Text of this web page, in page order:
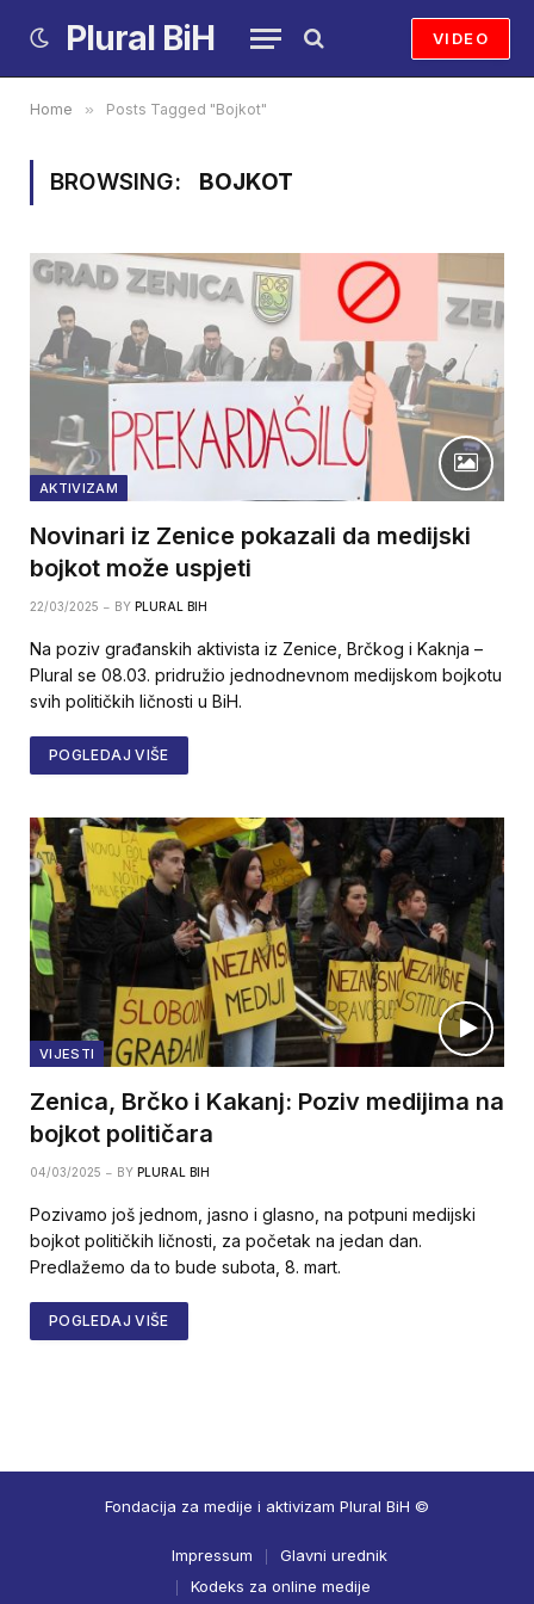
Plural BiH VIDEO
Home » Posts Tagged "Bojkot"
BROWSING: BOJKOT
AKTIVIZAM
Novinari iz Zenice pokazali da medijski
bojkot može uspjeti
22/03/2025 BY PLURAL BIH
Na poziv građanskih aktivista iz Zenice, Brčkog i Kaknja –
Plural se 08.03. pridružio jednodnevnom medijskom bojkotu
svih političkih ličnosti u BiH.
POGLEDAJ VIŠE
VIJESTI
Zenica, Brčko i Kakanj: Poziv medijima na
bojkot političara
04/03/2025 BY PLURAL BIH
Pozivamo još jednom, jasno i glasno, na potpuni medijski
bojkot političkih ličnosti, za početak na jedan dan.
Predlažemo da to bude subota, 8. mart.
POGLEDAJ VIŠE
Fondacija za medije i aktivizam Plural BiH ©
Impressum
Glavni urednik
Kodeks za online medije